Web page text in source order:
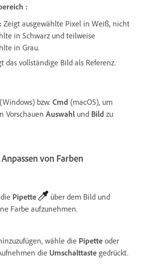
:
: Zeigt ausgewählte Pixel in Weiß, nicht
in Schwarz und teilweise
in Grau.
das vollständige Bild als Referenz.
(Windows) bzw. Cmd (macOS), um
Vorschauen Auswahl und Bild zu
von Farben
Pipette
über dem Bild und
Farbe aufzunehmen.
wähle die Pipette oder
die Umschalttaste gedrückt.